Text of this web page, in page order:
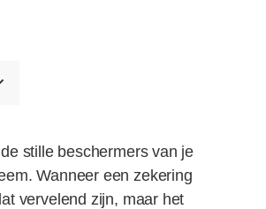
stille beschermers van je
Wanneer een zekering
vervelend zijn, maar het